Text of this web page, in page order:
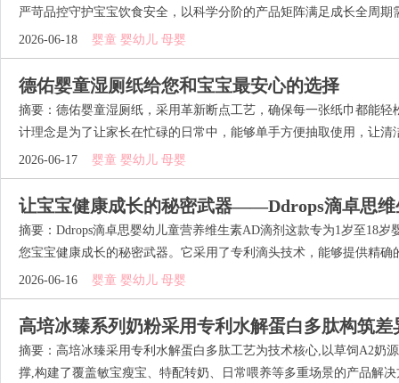
严苛品控守护宝宝饮食安全，以科学分阶的产品矩阵满足成长全周期
2026-06-18 婴童 婴幼儿 母婴
德佑婴童湿厕纸给您和宝宝最安心的选择
摘要：德佑婴童湿厕纸，采用革新断点工艺，确保每一张纸巾都能
计理念是为了让家长在忙碌的日常中，能够单手方便抽取使用，让清
2026-06-17 婴童 婴幼儿 母婴
让宝宝健康成长的秘密武器——Ddrops滴卓思维
摘要：Ddrops滴卓思婴幼儿童营养维生素AD滴剂这款专为1岁至18
您宝宝健康成长的秘密武器。它采用了专利滴头技术，能够提供精确
2026-06-16 婴童 婴幼儿 母婴
高培冰臻系列奶粉采用专利水解蛋白多肽构筑差
摘要：高培冰臻采用专利水解蛋白多肽工艺为技术核心,以草饲A2奶
撑,构建了覆盖敏宝瘦宝、特配转奶、日常喂养等多重场景的产品解